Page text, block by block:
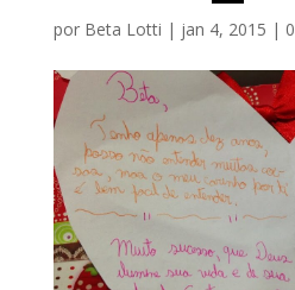
por Beta Lotti | jan 4, 2015 |